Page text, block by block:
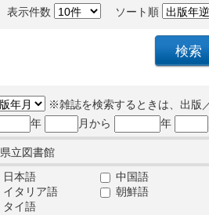
表示件数 ソート順
※雑誌を検索するときは、出版
年
月から 年
県立図書館
日本語
中国語
イタリア語
朝鮮語
タイ語